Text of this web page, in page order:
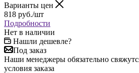
Варианты цен
818 руб./шт
Подробности
Нет в наличии
Нашли дешевле?
Под заказ
Наши менеджеры обязательно
условия заказа